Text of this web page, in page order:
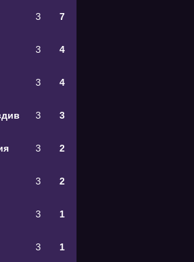
3 7
3 4
3 4
3 3
3 2
3 2
3 1
3 1